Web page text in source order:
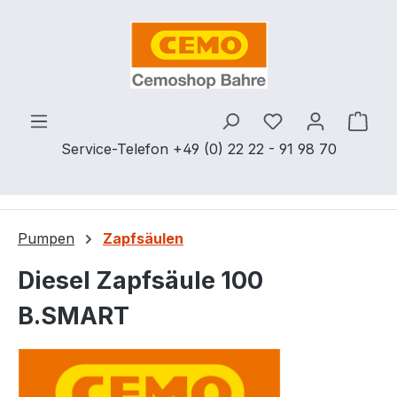
Zum Hauptinhalt springen
Service-Telefon +49 (0) 22 22 - 91 98 70
Du hast 0
Pumpen Zapfsäulen
Diesel Zapfsäule 100
B.SMART